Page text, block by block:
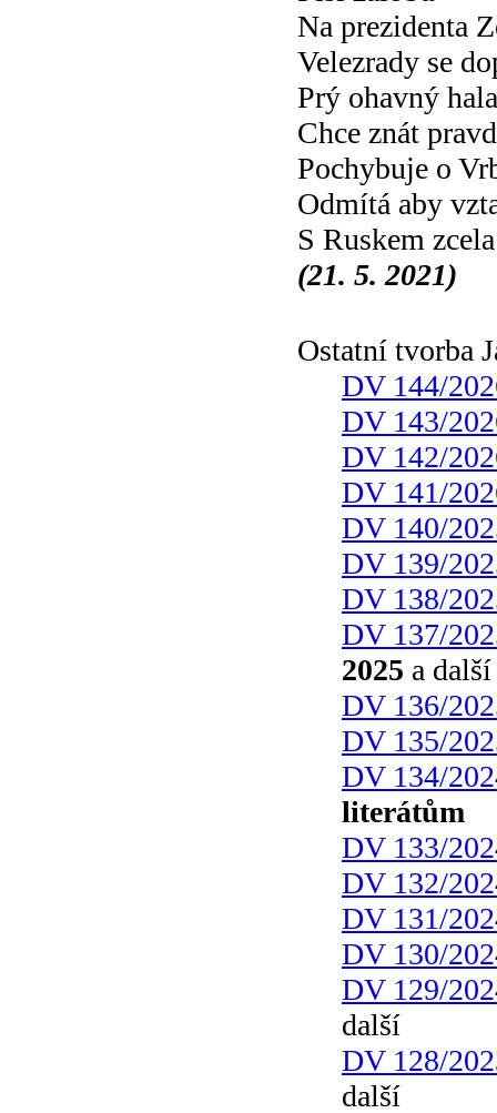
Na prezidenta
Velezrady se
Prý ohavný
Chce znát
Pochybuje o
Odmítá aby
S Ruskem
(21. 5. 2021)
Ostatní tvorba
DV 144/
DV 143/
DV 142/
DV 141/
DV 140/
DV 139/
DV 138/
DV 137/
2025 a další
DV 136/
DV 135/
DV 134/
literátům
DV 133/
DV 132/
DV 131/
DV 130/
DV 129/
další
DV 128/
další